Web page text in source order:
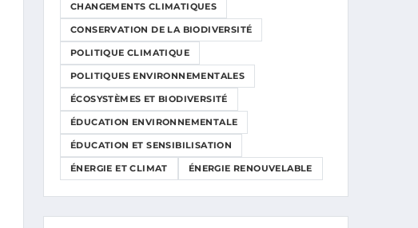
CHANGEMENTS CLIMATIQUES
CONSERVATION DE LA BIODIVERSITÉ
POLITIQUE CLIMATIQUE
POLITIQUES ENVIRONNEMENTALES
ÉCOSYSTÈMES ET BIODIVERSITÉ
ÉDUCATION ENVIRONNEMENTALE
ÉDUCATION ET SENSIBILISATION
ÉNERGIE ET CLIMAT ÉNERGIE RENOUVELABLE